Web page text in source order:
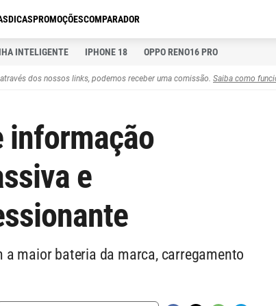
DICASPROMOÇÕESCOMPARADOR
INTELIGENTE IPHONE 18 OPPO RENO16 PRO
dos nossos links, podemos receber uma comissão. Saiba como
informação
e
a maior bateria da marca, carregamento